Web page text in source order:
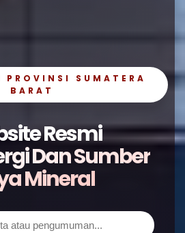
PROVINSI SUMATERA
BARAT
Resmi
Dan Sumber
Mineral